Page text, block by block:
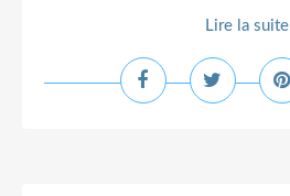
Lire la suite